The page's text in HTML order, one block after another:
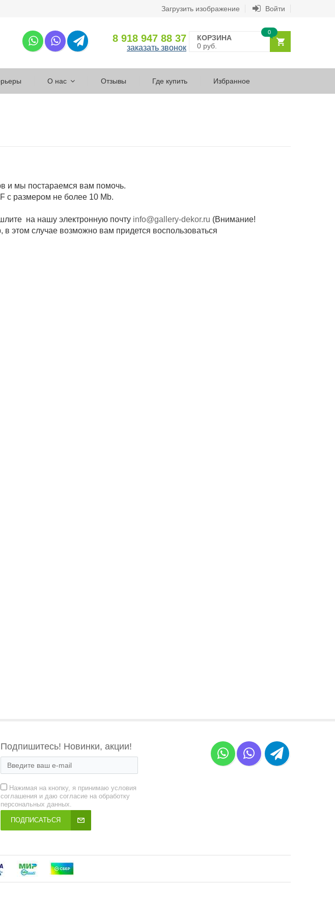
Загрузить изображение Войти
8 918 947 88 37
заказать звонок
КОРЗИНА
0 руб.
0
О нас Отзывы Где купить Избранное
и мы постараемся вам помочь.
с размером не более 10 Mb.
на нашу электронную почту info@gallery-dekor.ru (Внимание!
этом случае возможно вам придется воспользоваться
Подпишитесь! Новинки, акции!
Нажимая на кнопку, я принимаю условия
соглашения и даю согласие на обработку
персональных данных.
ПОДПИСАТЬСЯ